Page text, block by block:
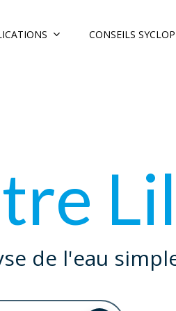
CONSEILS
de l'eau